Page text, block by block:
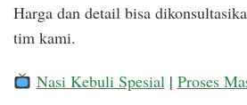
Harga dan detail bisa
tim kami.
Nasi Kebuli Spesial| Proses